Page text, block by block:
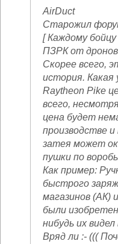
AirDuct
Старожил
[ Каждому
ПЗРК от
Скорее всего,
история. Какая
Raytheon Pike
всего,
цена будет
производстве
затея может
пушки по
Как пример:
быстрого
магазинов (АК)
были
нибудь их
Вряд ли :- (((